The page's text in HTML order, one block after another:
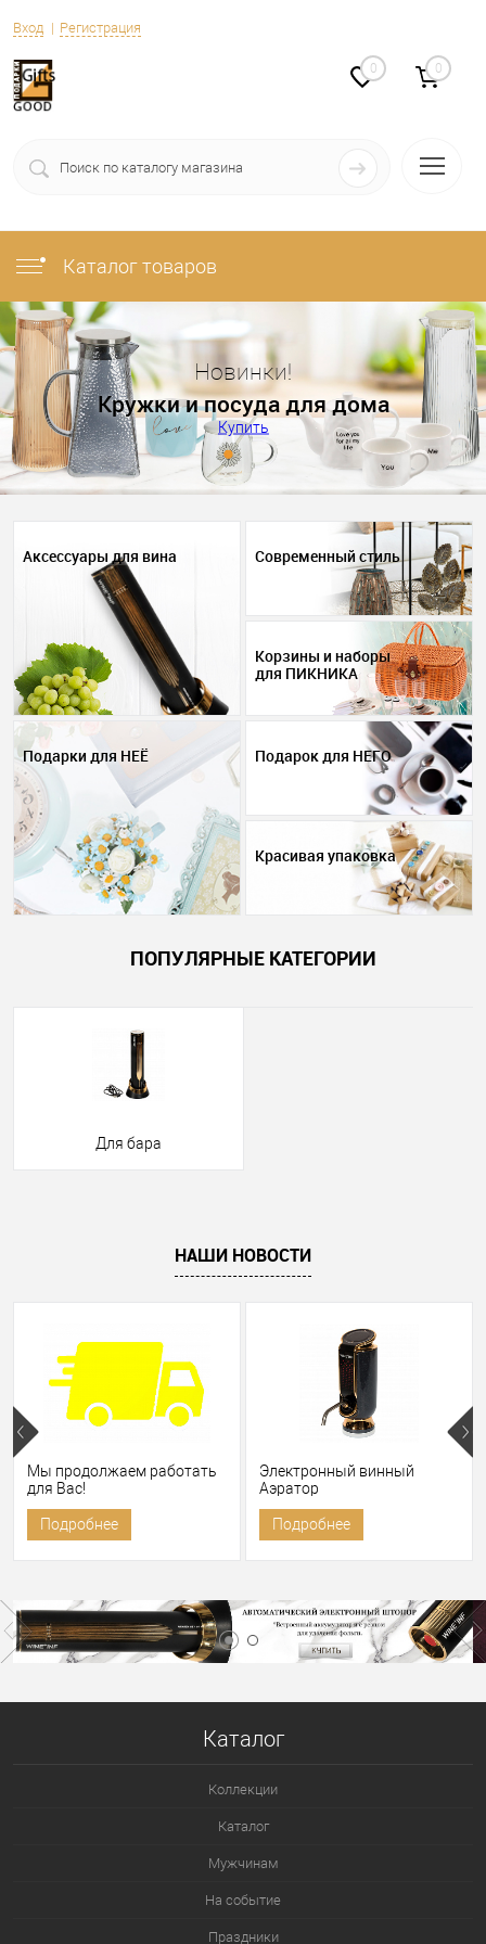
Вход Регистрация
0 0
Каталог товаров
Новинки!
Кружки и посуда для дома
Купить
Аксессуары для вина Современный стиль
Корзины и наборы
для ПИКНИКА
Подарки для НЕЁ Подарок для НЕГО
Красивая упаковка
ПОПУЛЯРНЫЕ КАТЕГОРИИ
Для бара
НАШИ НОВОСТИ
Мы продолжаем работать
для Вас!
Подробнее
Электронный винный
Аэратор
Подробнее
Каталог
Коллекции
Каталог
Мужчинам
На событие
Праздники